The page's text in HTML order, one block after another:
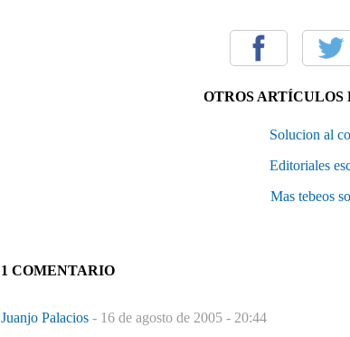
OTROS ARTÍCULOS
Solucion al
Editoriales
Mas tebeos
1 COMENTARIO
Juanjo Palacios - 16 de agosto de 2005 - 20:44